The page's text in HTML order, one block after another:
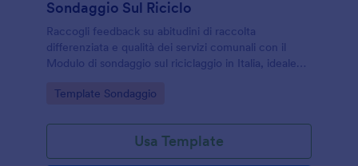
Sondaggio Sul Riciclo
Raccogli feedback su abitudini di raccolta
differenziata e qualità dei servizi comunali con il
Modulo di sondaggio sul riciclaggio in Italia, ideale
migliorare la raccolta dati.
Go to Category:
Template Sondaggio
Usa Template